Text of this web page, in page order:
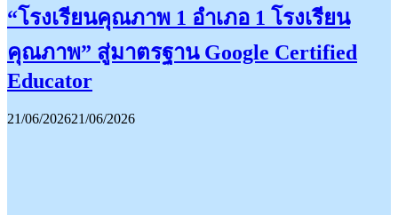
“โรงเรียนคุณภาพ 1 อำเภอ 1 โรงเรียน
คุณภาพ” สู่มาตรฐาน Google Certified
Educator
21/06/202621/06/2026